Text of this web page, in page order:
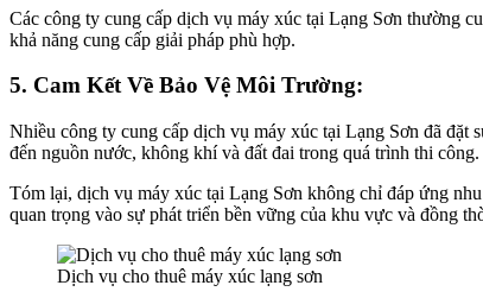
Các công ty cung cấp dịch vụ máy xúc tại Lạng Sơn thường
khả năng cung cấp giải pháp phù hợp.
5. Cam Kết Về Bảo Vệ Môi Trường:
Nhiều công ty cung cấp dịch vụ máy xúc tại Lạng Sơn đã đặt
đến nguồn nước, không khí và đất đai trong quá trình thi công.
Tóm lại, dịch vụ máy xúc tại Lạng Sơn không chỉ đáp ứng
quan trọng vào sự phát triển bền vững của khu vực và đồng
Dịch vụ cho thuê máy xúc lạng sơn